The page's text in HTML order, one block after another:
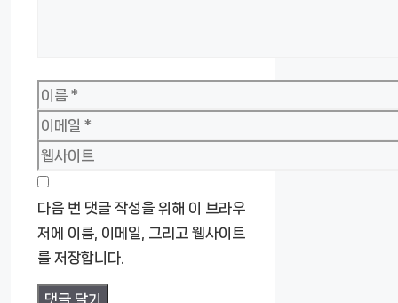
이
름
이
메
일
웹
사
이
트
다음 번 댓글 작성을 위해 이 브라우
저에 이름, 이메일, 그리고 웹사이트
를 저장합니다.